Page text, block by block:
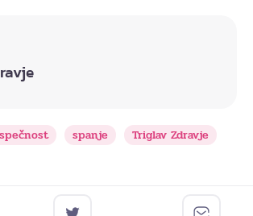
spanje Triglav Zdravje